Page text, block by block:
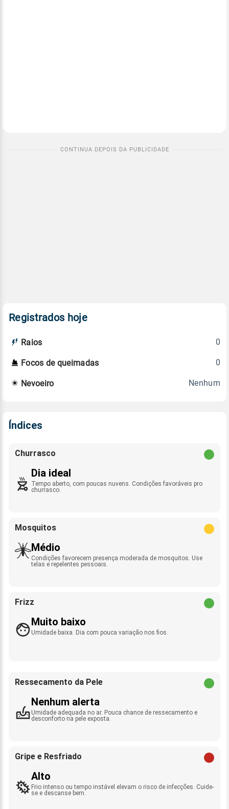
Registrados hoje
Raios 0
Focos de queimadas 0
Nevoeiro Nenhum
Índices
Churrasco
Dia ideal
Tempo aberto, com poucas nuvens. Condições favoráveis pro
churrasco.
Mosquitos
Médio
Condições favorecem presença moderada de mosquitos. Use
telas e repelentes pessoais.
Frizz
Muito baixo
Umidade baixa. Dia com pouca variação nos fios.
Ressecamento da Pele
Nenhum alerta
Umidade adequada no ar. Pouca chance de ressecamento e
desconforto na pele exposta.
Gripe e Resfriado
Alto
Frio intenso ou tempo instável elevam o risco de infecções. Cuide-
se e descanse bem.